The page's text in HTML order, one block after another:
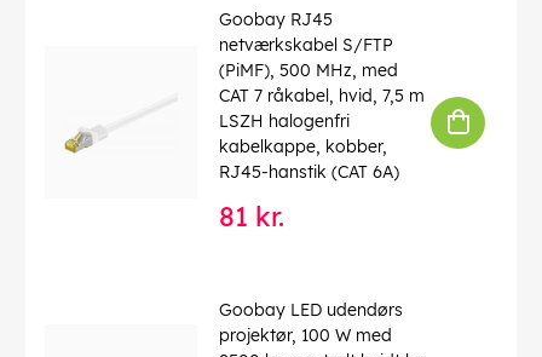
: 100 MHz
: tosidet
: Rundkabel
Materiale kabelkappe: PVC
Inder leder materiale : CCA (kobberbeklædt aluminium)
Goobay RJ45
netværkskabel S/FTP
(PiMF), 500 MHz, med
CAT 7 råkabel, hvid, 7,5 m
LSZH halogenfri
kabelkappe, kobber,
RJ45-hanstik (CAT 6A)
81 kr.
Goobay LED udendørs
projektør, 100 W med